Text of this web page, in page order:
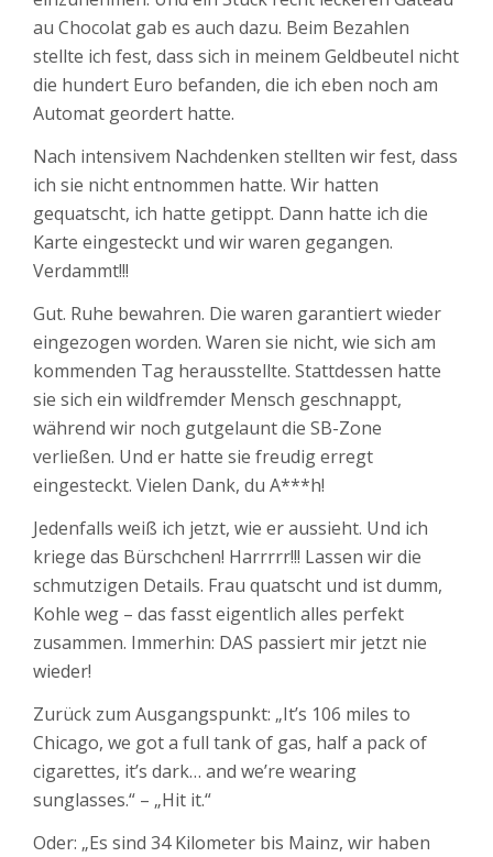
au Chocolat gab es auch dazu. Beim Bezahlen
stellte ich fest, dass sich in meinem Geldbeutel nicht
die hundert Euro befanden, die ich eben noch am
Automat geordert hatte.
Nach intensivem Nachdenken stellten wir fest, dass
ich sie nicht entnommen hatte. Wir hatten
gequatscht, ich hatte getippt. Dann hatte ich die
Karte eingesteckt und wir waren gegangen.
Verdammt!!!
Gut. Ruhe bewahren. Die waren garantiert wieder
eingezogen worden. Waren sie nicht, wie sich am
kommenden Tag herausstellte. Stattdessen hatte
sie sich ein wildfremder Mensch geschnappt,
während wir noch gutgelaunt die SB-Zone
verließen. Und er hatte sie freudig erregt
eingesteckt. Vielen Dank, du A***h!
Jedenfalls weiß ich jetzt, wie er aussieht. Und ich
kriege das Bürschchen! Harrrrr!!! Lassen wir die
schmutzigen Details. Frau quatscht und ist dumm,
Kohle weg – das fasst eigentlich alles perfekt
zusammen. Immerhin: DAS passiert mir jetzt nie
wieder!
Zurück zum Ausgangspunkt: „It’s 106 miles to
Chicago, we got a full tank of gas, half a pack of
cigarettes, it’s dark… and we’re wearing
sunglasses.“ – „Hit it.“
Oder: „Es sind 34 Kilometer bis Mainz, wir haben